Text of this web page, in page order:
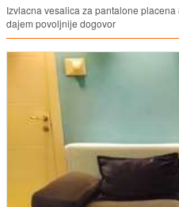
Izvlacna vesalica za pantalone
dajem povoljnije dogovor